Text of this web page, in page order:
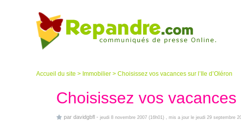
Accueil du site > Immobilier > Choisissez vos vacances sur l’Ile d’Oléron
Choisissez vos
par davidgbfl - jeudi 8 novembre 2007 (16h01) , mis a jour le jeudi 29 septembre